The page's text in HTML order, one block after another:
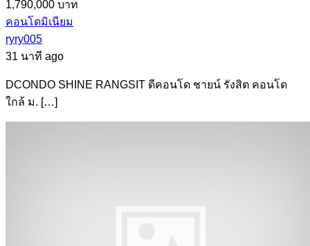
1,790,000 บาท
คอนโดมิเนียม
ryry005
31 นาที ago
DCONDO SHINE RANGSIT ดีคอนโด ชายน์ รังสิต คอนโด
ใกล้ ม. […]